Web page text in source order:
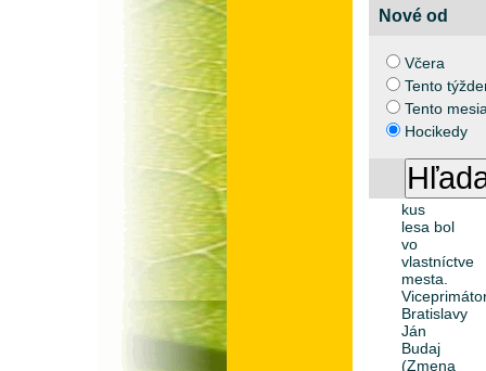
Nové od
Včera
Tento
Tento
Hocikedy
rozsiahly
stromov
na
bratislavskej
Kolibe
by sa
nestal,
keby
tento
kus
lesa bol
vo
vlastníctve
mesta.
Bratislavy
Ján
Budaj
(Zmena